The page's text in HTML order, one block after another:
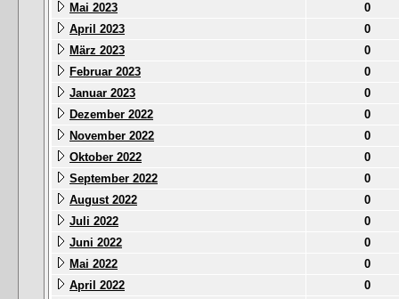
Mai 2023
0
April 2023
0
März 2023
0
Februar 2023
0
Januar 2023
0
Dezember 2022
0
November 2022
0
Oktober 2022
0
September 2022
0
August 2022
0
Juli 2022
0
Juni 2022
0
Mai 2022
0
April 2022
0